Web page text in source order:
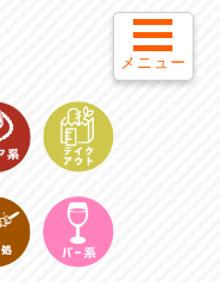
メニュー